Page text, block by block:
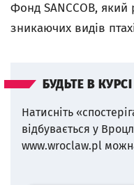
Фонд SANCCOB,
зникаючих видів
БУДЬТЕ В
Натисніть
відбувається у
www.wroclaw.pl